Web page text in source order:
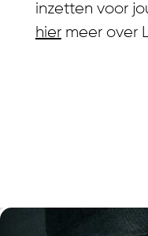
inzetten voor
hiermeer over